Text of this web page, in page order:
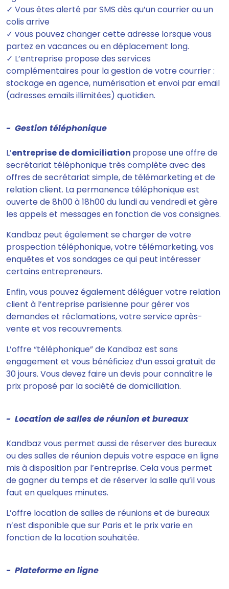
✓ Vous êtes alerté par SMS dès qu’un courrier ou un
colis arrive
✓ vous pouvez changer cette adresse lorsque vous
partez en vacances ou en déplacement long.
✓ L’entreprise propose des services
complémentaires pour la gestion de votre courrier :
stockage en agence, numérisation et envoi par email
(adresses emails illimitées) quotidien.
- Gestion téléphonique
L’entreprise de domiciliation propose une offre de
secrétariat téléphonique très complète avec des
offres de secrétariat simple, de télémarketing et de
relation client. La permanence téléphonique est
ouverte de 8h00 à 18h00 du lundi au vendredi et gère
les appels et messages en fonction de vos consignes.
Kandbaz peut également se charger de votre
prospection téléphonique, votre télémarketing, vos
enquêtes et vos sondages ce qui peut intéresser
certains entrepreneurs.
Enfin,vous pouvez également déléguer votre relation
client à l’entreprise parisienne pour gérer vos
demandes et réclamations, votre service après-
vente et vos recouvrements.
L’offre “téléphonique” de Kandbaz est sans
engagement et vous bénéficiez d’un essai gratuit de
30 jours. Vous devez faire un devis pour connaître le
prix proposé par la société de domiciliation.
- Location de salles de réunion et bureaux
Kandbaz vous permet aussi de réserver des bureaux
ou des salles de réunion depuis votre espace en ligne
mis à disposition par l’entreprise. Cela vous permet
de gagner du temps et de réserver la salle qu’il vous
faut en quelques minutes.
L’offre location de salles de réunions et de bureaux
n’est disponible que sur Paris et le prix varie en
fonction de la location souhaitée.
- Plateforme en ligne